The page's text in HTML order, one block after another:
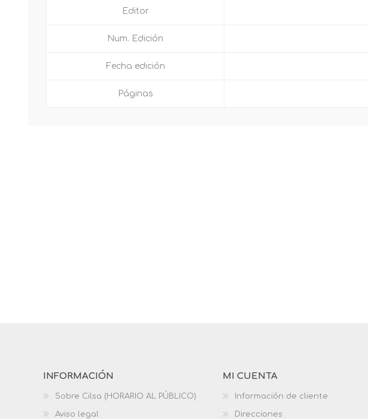
Editor
Num. Edición
Fecha edición
Páginas
INFORMACIÓN
Sobre Cilsa (HORARIO AL PÚBLICO)
Aviso legal
MI CUENTA
Información de cliente
Direcciones